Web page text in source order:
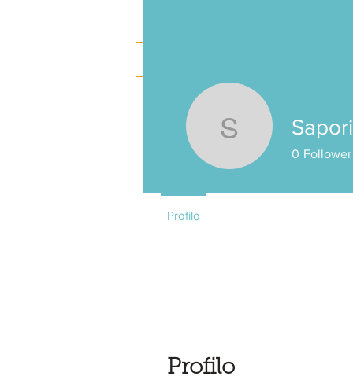
Profilo
Sapori e
0 Follower
Profilo